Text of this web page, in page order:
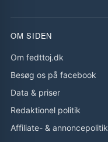
OM SIDEN
Om fedttoj.dk
Besøg os på facebook
Data & priser
Redaktionel politik
Affiliate- & annoncepolitik